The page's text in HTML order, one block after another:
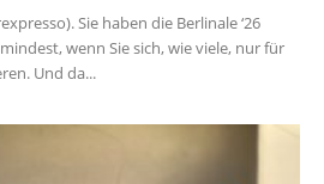
Sie haben die Berlinale ‘26
wenn Sie sich, wie viele, nur für
Und da...